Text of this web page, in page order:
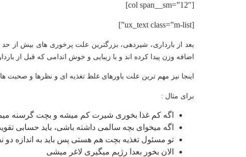
[col span__sm=”12″]
[ux_text class=”m-list”]
بعد از بارداری، شیردهی، بزرگترین علت پرخوری های بیش از حد
اضافه وزن پیدا کرده اند و با زیبایی و خوش اندامی که قبل از
اینجا نیز مهم ترین علت باورهای غلظ تغذیه ای و نظرها و
برای مثال :
اگه کم غذا بخوری شیرت کم میشه و بچت گرسنه
اگه میخوای بچه سالمی داشته باشی، باید حسابی
تو مسئول تغذیه بچت هم هستی پس باید به اندازه دو
الان بخور بعدا رژیم میگیری لاغر میشی